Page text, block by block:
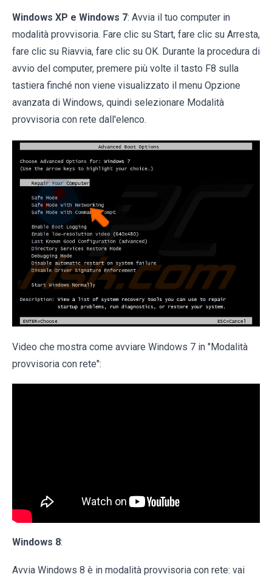
Windows XP e Windows 7: Avvia il tuo computer in
modalità provvisoria. Fare clic su Start, fare clic su Arresta,
fare clic su Riavvia, fare clic su OK. Durante la procedura di
avvio del computer, premere più volte il tasto F8 sulla
tastiera finché non viene visualizzato il menu Opzione
avanzata di Windows, quindi selezionare Modalità
provvisoria con rete dall'elenco.
Video che mostra come avviare Windows 7 in "Modalità
provvisoria con rete":
Windows 8:
Avvia Windows 8 è in modalità provvisoria con rete: vai